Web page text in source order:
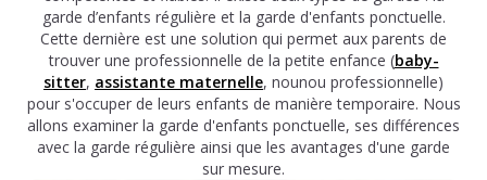
garde d’enfants régulière et la garde d'enfants ponctuelle.
Cette dernière est une solution qui permet aux parents de
trouver une professionnelle de la petite enfance (baby-
sitter, assistante maternelle, nounou professionnelle)
pour s'occuper de leurs enfants de manière temporaire. Nous
allons examiner la garde d'enfants ponctuelle, ses différences
avec la garde régulière ainsi que les avantages d'une garde
sur mesure.